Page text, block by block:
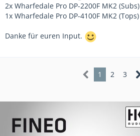
2x Wharfedale Pro DP-2200F MK2 (Subs)
1x Wharfedale Pro DP-4100F MK2 (Tops)
Danke für euren Input.
1 2 3